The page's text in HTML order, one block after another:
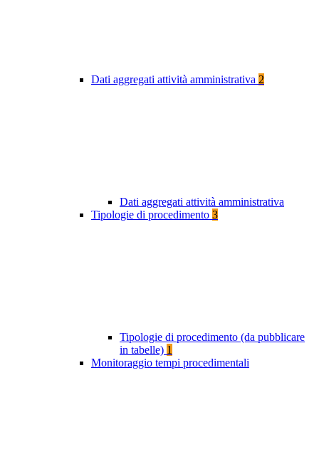
Dati aggregati attività amministrativa 2
Dati aggregati attività amministrativa
Tipologie di procedimento 3
Tipologie di procedimento (da pubblicare
in tabelle) 1
Monitoraggio tempi procedimentali